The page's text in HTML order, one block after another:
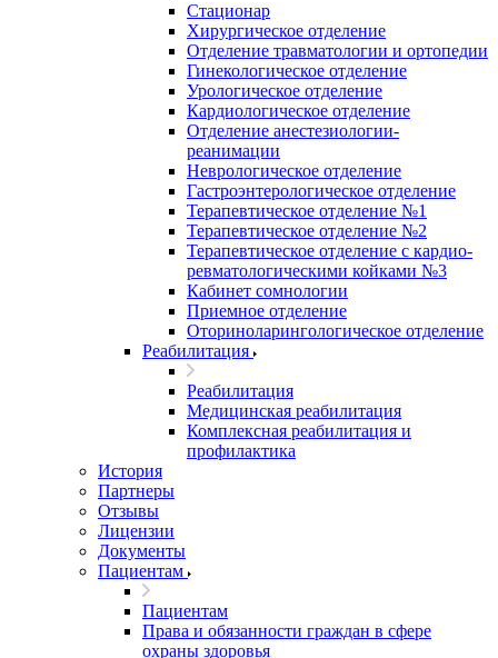
Стационар
Хирургическое отделение
Отделение травматологии и ортопедии
Гинекологическое отделение
Урологическое отделение
Кардиологическое отделение
Отделение анестезиологии-
реанимации
Неврологическое отделение
Гастроэнтерологическое отделение
Терапевтическое отделение №1
Терапевтическое отделение №2
Терапевтическое отделение с кардио-
ревматологическими койками №3
Кабинет сомнологии
Приемное отделение
Оториноларингологическое отделение
Реабилитация
Реабилитация
Медицинская реабилитация
Комплексная реабилитация и
профилактика
История
Партнеры
Отзывы
Лицензии
Документы
Пациентам
Пациентам
Права и обязанности граждан в сфере
охраны здоровья